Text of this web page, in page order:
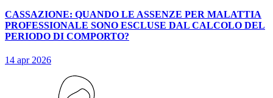
CASSAZIONE: QUANDO LE ASSENZE PER MALATTIA
PROFESSIONALE SONO ESCLUSE DAL CALCOLO DEL
PERIODO DI COMPORTO?
14 apr 2026